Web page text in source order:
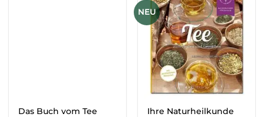
Das Buch vom Tee
NEU
Ihre Naturheilkunde